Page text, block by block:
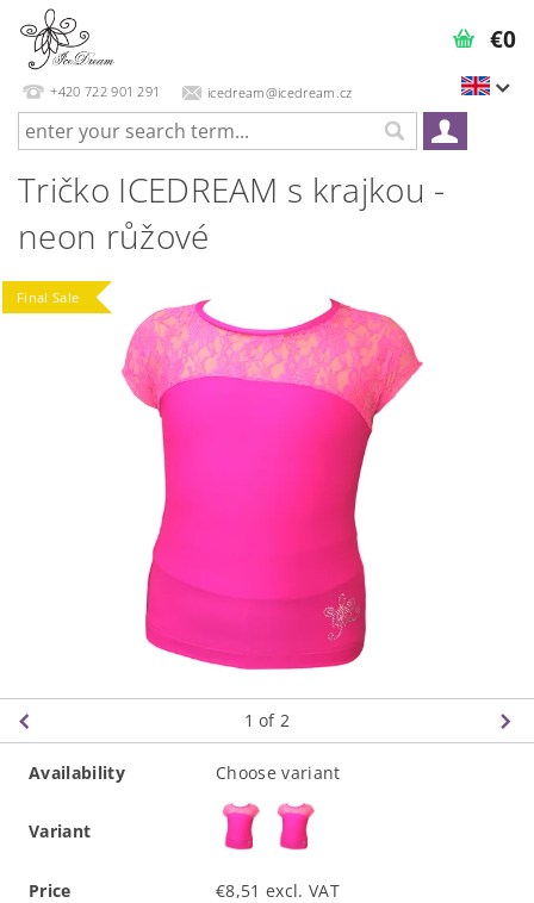
+420 722 901 291 icedream@icedream.cz
€0
Tričko ICEDREAM s krajkou -
neon růžové
Final Sale
1 of 2
Availability Choose variant
Variant
Price €8,51 excl. VAT